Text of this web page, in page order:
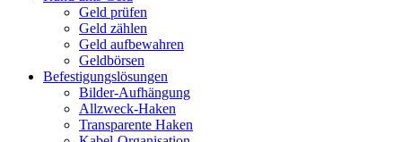
Geld prüfen
Geld zählen
Geld aufbewahren
Geldbörsen
Befestigungslösungen
Bilder-Aufhängung
Allzweck-Haken
Transparente Haken